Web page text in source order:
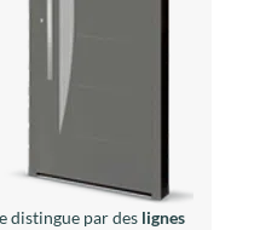
distingue par des lignes